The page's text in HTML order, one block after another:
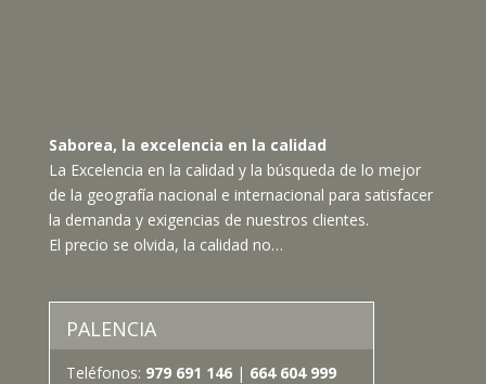
Saborea, la excelencia en la calidad
La Excelencia en la calidad y la búsqueda de lo mejor
de la geografía nacional e internacional para satisfacer
la demanda y exigencias de nuestros clientes.
El precio se olvida, la calidad no…
PALENCIA
Teléfonos: 979 691 146| 664 604 999